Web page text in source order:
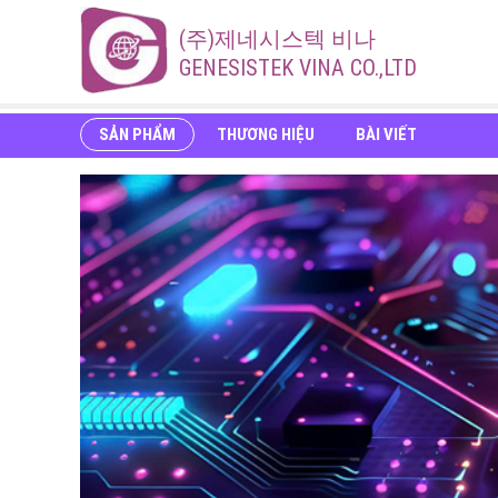
(주)제네시스텍 비나
GENESISTEK VINA CO.,LTD
SẢN PHẨM THƯƠNG HIỆU BÀI VIẾT